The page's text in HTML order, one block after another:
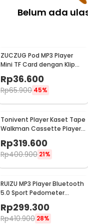
Belum ada
ZUCZUG Pod MP3 Player
Mini TF Card dengan Klip
dan Layar LCD - ZC10
Rp36.600
Rp65.900 45%
Tonivent Player Kaset Tape
Walkman Cassette Player
Bluetooth FM Radio -
TON007B
Rp319.600
Rp400.900 21%
RUIZU MP3 Player Bluetooth
5.0 Sport Pedometer
Stopwatch Portable Clip
8GB - X52
Rp299.300
Rp410.900 28%